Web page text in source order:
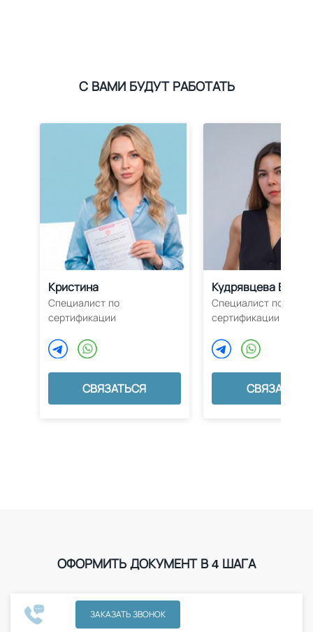
С ВАМИ БУДУТ РАБОТАТЬ
Кристина
Специалист по
сертификации
СВЯЗАТЬСЯ
Кудрявцева Влада
Специалист по
сертификации
СВЯЗАТЬСЯ
ОФОРМИТЬ ДОКУМЕНТ В 4 ШАГА
ЗАКАЗАТЬ ЗВОНОК